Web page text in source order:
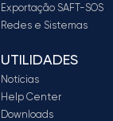
Exportação SAFT-SOS
Redes e Sistemas
UTILIDADES
Notícias
Help Center
Downloads